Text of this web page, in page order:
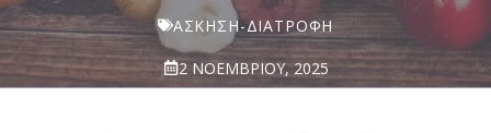
ΆΣΚΗΣΗ-ΔΙΑΤΡΟΦΉ
2 ΝΟΕΜΒΡΊΟΥ, 2025